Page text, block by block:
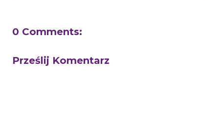
0 Comments:
Prześlij Komentarz